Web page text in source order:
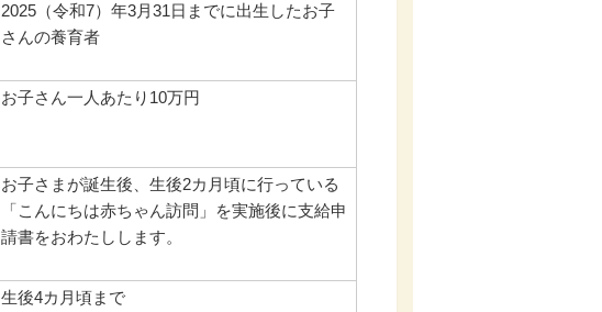
2025（令和7）年3月31日までに出生したお子
さんの養育者
お子さん一人あたり10万円
お子さまが誕生後、生後2カ月頃に行っている
「こんにちは赤ちゃん訪問」を実施後に支給申
請書をおわたしします。
生後4カ月頃まで